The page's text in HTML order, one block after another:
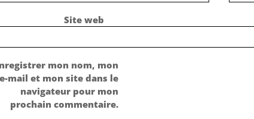
Site web
mon nom, mon
e-mail et mon site dans le
navigateur pour mon
prochain commentaire.